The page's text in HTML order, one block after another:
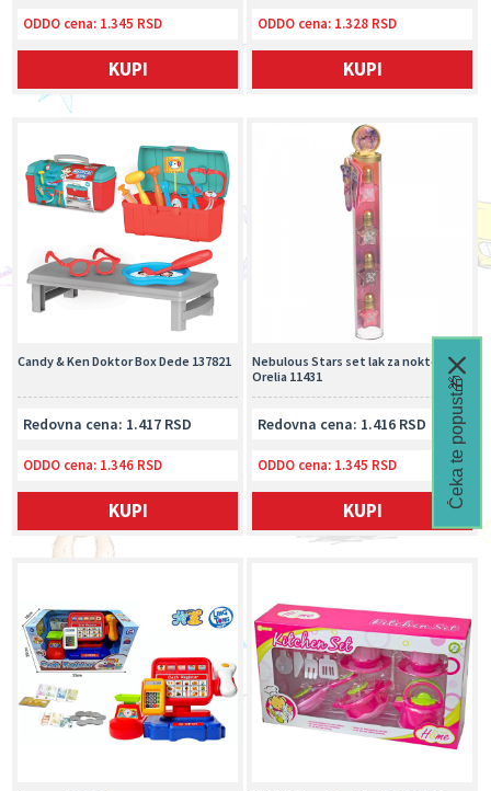
ODDO cena: 1.328 RSD
KUPI
ODDO cena: 1.345 RSD
KUPI
Nebulous Stars set lak za nokte 4 u 1
Orelia 11431
Redovna cena: 1.416 RSD
ODDO cena: 1.345 RSD
KUPI
Candy & Ken Doktor Box Dede 137821
Redovna cena: 1.417 RSD
ODDO cena: 1.346 RSD
KUPI
Čeka te popust🎁